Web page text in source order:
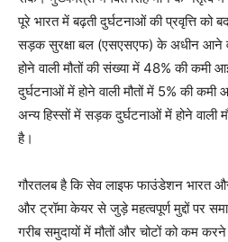
पूरे भारत में बढ़ती दुर्घटनाओं की प्रवृत्ति को
सड़क सुरक्षा बल (एसएसएफ) के अधीन आने
होने वाली मौतों की संख्या में 48% की
दुर्घटनाओं में होने वाली मौतों में 5% की
अन्य हिस्सों में सड़क दुर्घटनाओं में होने वाली
है।
गौरतलब है कि सेव लाइफ फाउंडेशन भारत
और ट्रॉमा केयर से जुड़े महत्वपूर्ण मुद्दों पर
गरीब समुदायों में मौतों और चोटों को कम